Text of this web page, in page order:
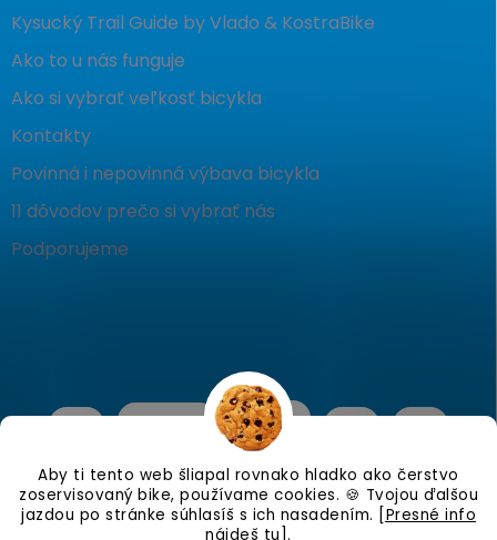
Aby ti tento web šliapal rovnako hladko ako čerstvo
zoservisovaný bike, používame cookies. 🍪 Tvojou ďalšou
jazdou po stránke súhlasíš s ich nasadením. [Presné info
nájdeš tu].
Kysucký Trail Guide by Vlado & KostraBike
Ako to u nás funguje
Ako si vybrať veľkosť bicykla
Kontakty
Povinná i nepovinná výbava bicykla
11 dôvodov prečo si vybrať nás
Podporujeme